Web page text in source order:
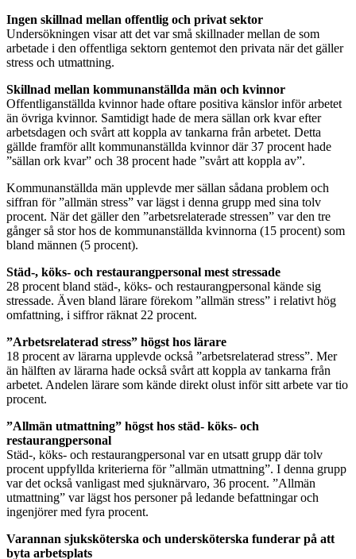
Ingen skillnad mellan offentlig och privat sektor
Undersökningen visar att det var små skillnader mellan de som
arbetade i den offentliga sektorn gentemot den privata när det gäller
stress och utmattning.
Skillnad mellan kommunanställda män och kvinnor
Offentliganställda kvinnor hade oftare positiva känslor inför arbetet
än övriga kvinnor. Samtidigt hade de mera sällan ork kvar efter
arbetsdagen och svårt att koppla av tankarna från arbetet. Detta
gällde framför allt kommunanställda kvinnor där 37 procent hade
”sällan ork kvar” och 38 procent hade ”svårt att koppla av”.
Kommunanställda män upplevde mer sällan sådana problem och
siffran för ”allmän stress” var lägst i denna grupp med sina tolv
procent. När det gäller den ”arbetsrelaterade stressen” var den tre
gånger så stor hos de kommunanställda kvinnorna (15 procent) som
bland männen (5 procent).
Städ-, köks- och restaurangpersonal mest stressade
28 procent bland städ-, köks- och restaurangpersonal kände sig
stressade. Även bland lärare förekom ”allmän stress” i relativt hög
omfattning, i siffror räknat 22 procent.
”Arbetsrelaterad stress” högst hos lärare
18 procent av lärarna upplevde också ”arbetsrelaterad stress”. Mer
än hälften av lärarna hade också svårt att koppla av tankarna från
arbetet. Andelen lärare som kände direkt olust inför sitt arbete var tio
procent.
”Allmän utmattning” högst hos städ- köks- och
restaurangpersonal
Städ-, köks- och restaurangpersonal var en utsatt grupp där tolv
procent uppfyllda kriterierna för ”allmän utmattning”. I denna grupp
var det också vanligast med sjuknärvaro, 36 procent. ”Allmän
utmattning” var lägst hos personer på ledande befattningar och
ingenjörer med fyra procent.
Varannan sjuksköterska och undersköterska funderar på att
byta arbetsplats